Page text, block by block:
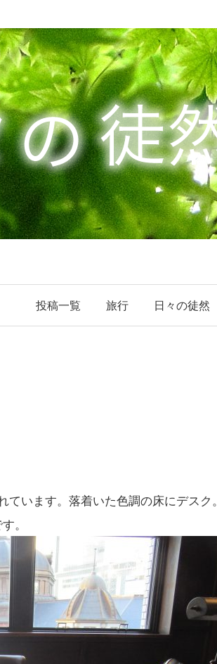
投稿一覧 旅行 日々の徒然
います。落着いた色調の床にデスク。
。